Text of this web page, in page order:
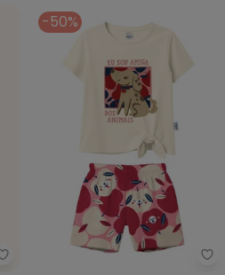
Fakini Kids - Conjunto Regata e
-50%